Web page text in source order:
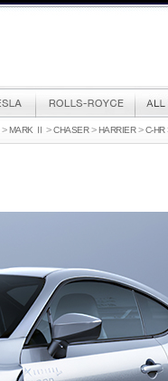
>MARK Ⅱ >CHASER >HARRIER >C-HR